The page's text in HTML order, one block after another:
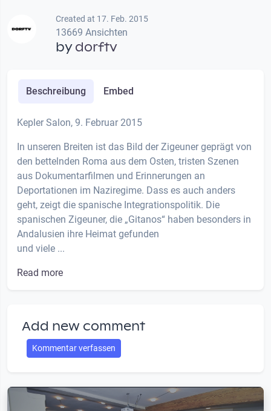
Created at 17. Feb. 2015
13669 Ansichten
bydorftv
Beschreibung Embed
Kepler Salon, 9. Februar 2015
In unseren Breiten ist das Bild der Zigeuner geprägt von
den bettelnden Roma aus dem Osten, tristen Szenen
aus Dokumentarfilmen und Erinnerungen an
Deportationen im Naziregime. Dass es auch anders
geht, zeigt die spanische Integrationspolitik. Die
spanischen Zigeuner, die „Gitanos“ haben besonders in
Andalusien ihre Heimat gefunden
und viele ...
Read more
Add new comment
Kommentar verfassen